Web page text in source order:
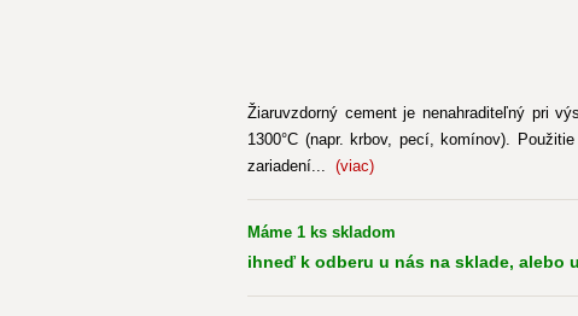
Žiaruvzdorný cement je nenahraditeľný pri
1300°C (napr. krbov, pecí, komínov).
zariadení... (viac)
Máme 1 ks skladom
ihneď k odberu u nás na sklade, alebo